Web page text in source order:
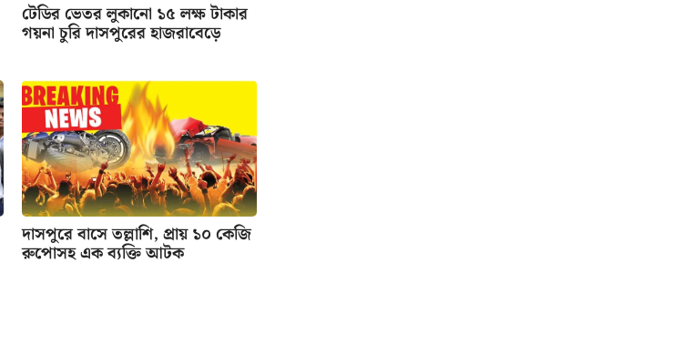
টেডির ভেতর লুকানো ১৫ লক্ষ টাকার
গয়না চুরি দাসপুরের হাজরাবেড়ে
দাসপুরে বাসে তল্লাশি, প্রায় ১০ কেজি
রুপোসহ এক ব্যক্তি আটক